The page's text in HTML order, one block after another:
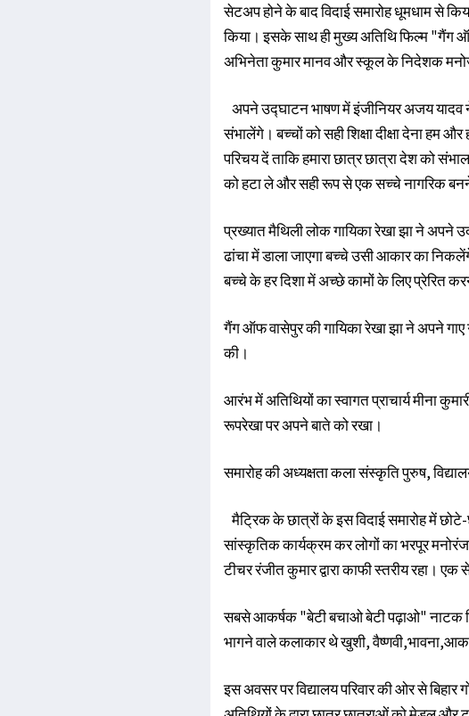
सेटअप होने के बाद विदाई समारोह धूमधाम से
किया। इसके साथ ही मुख्य अतिथि फिल्म "गैंग
अभिनेता कुमार मानव और स्कूल के निदेशक मनोज
अपने उद्घाटन भाषण में इंजीनियर अजय यादव
संभालेंगे। बच्चों को सही शिक्षा दीक्षा देना हम और
परिचय दें ताकि हमारा छात्र छात्रा देश को
को हटा ले और सही रूप से एक सच्चे नागरिक
प्रख्यात मैथिली लोक गायिका रेखा झा ने अपने
ढांचा में डाला जाएगा बच्चे उसी आकार का
बच्चे के हर दिशा में अच्छे कामों के लिए प्रेरित
गैंग ऑफ वासेपुर की गायिका रेखा झा ने अपने गाए
की।
आरंभ में अतिथियों का स्वागत प्राचार्य मीना
रूपरेखा पर अपने बाते को रखा।
समारोह की अध्यक्षता कला संस्कृति पुरुष,
मैट्रिक के छात्रों के इस विदाई समारोह में
सांस्कृतिक कार्यक्रम कर लोगों का भरपूर
टीचर रंजीत कुमार द्वारा काफी स्तरीय रहा।
सबसे आकर्षक "बेटी बचाओ बेटी पढ़ाओ" नाटक
भागने वाले कलाकार थे खुशी,
इस अवसर पर विद्यालय परिवार की ओर से बिहार